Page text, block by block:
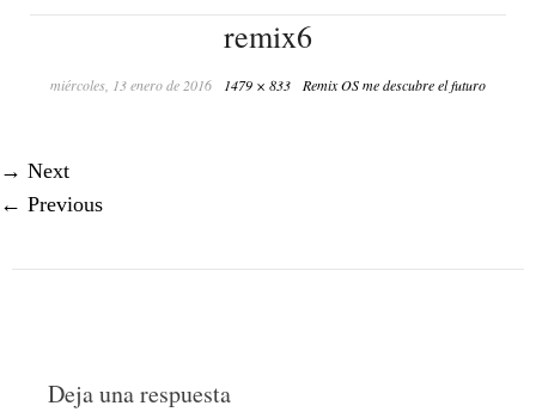
remix6
miércoles, 13 enero de 2016 1479 × 833 Remix OS me descubre el futuro
→ Next
← Previous
Deja una respuesta